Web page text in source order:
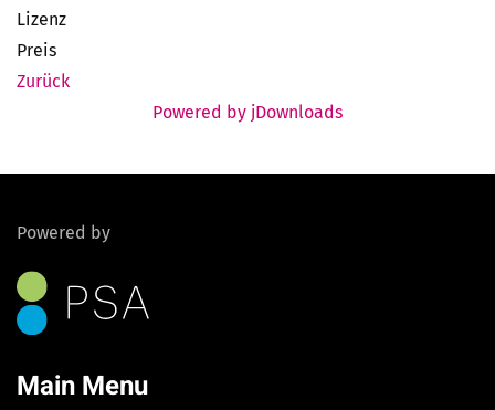
Lizenz
Preis
Zurück
Powered by jDownloads
Powered by
Main Menu